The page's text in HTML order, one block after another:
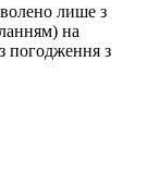
лише з
на
погодження з